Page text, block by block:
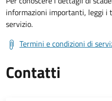
informazioni importanti, leggi i
servizio.
Termini e condizioni di
Contatti